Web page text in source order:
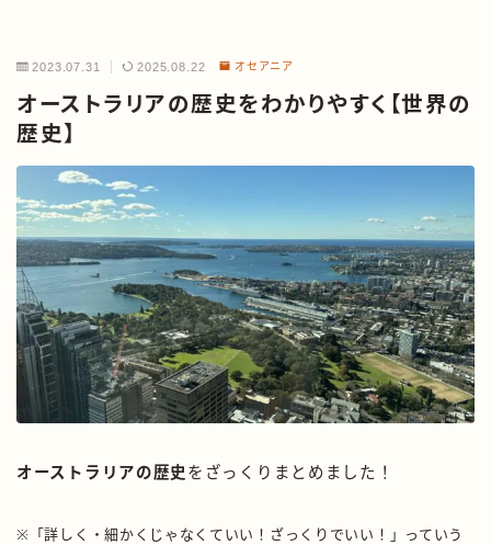
2023.07.31 2025.08.22 オセアニア
オーストラリアの歴史をわかりやすく【世界の
歴史】
オーストラリアの歴史 をざっくりまとめました！
※「詳しく・細かくじゃなくていい！ざっくりでいい！」っていう